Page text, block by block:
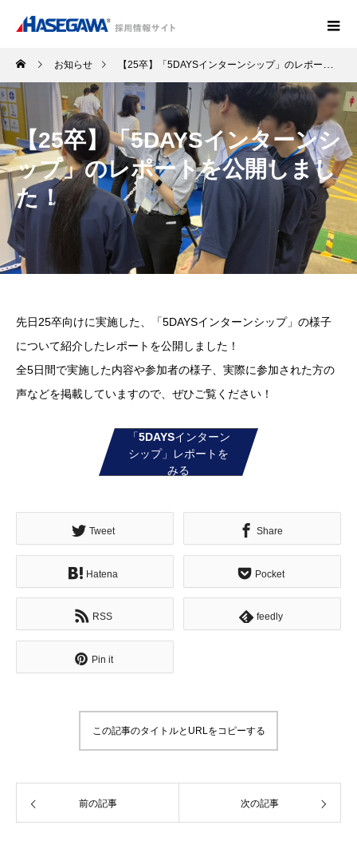
お知らせ 【25卒】「5DAYSインターンシップ」のレポートを公開しました！
【25卒】「5DAYSインターンシ
ップ」のレポートを公開しまし
た！
先日25卒向けに実施した、「5DAYSインターンシップ」の様子
について紹介したレポートを公開しました！
全5日間で実施した内容や参加者の様子、実際に参加された方の
声などを掲載していますので、ぜひご覧ください！
「5DAYSインターン
シップ」レポートを
みる
Tweet Share
Hatena Pocket
RSS feedly
Pin it
この記事のタイトルとURLをコピーする
前の記事 次の記事